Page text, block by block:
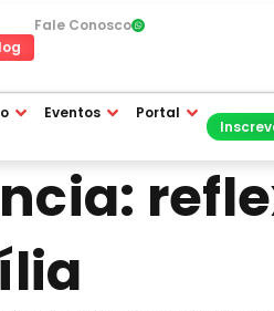
Fale Conosco
Eventos Portal